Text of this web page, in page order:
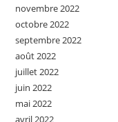
novembre 2022
octobre 2022
septembre 2022
août 2022
juillet 2022
juin 2022
mai 2022
avril 2022